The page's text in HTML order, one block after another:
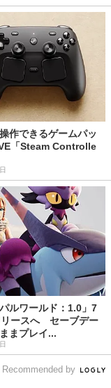
作できるゲームパッ
「Steam Controlle
ルワールド：1.0」7
リースへ セーブデー
まプレイ...
Recommended by